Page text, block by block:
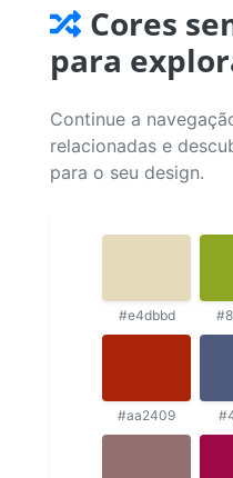
Cores
para
Continue a
relacionadas e
para o seu design.
#e4dbbd
#aa2409